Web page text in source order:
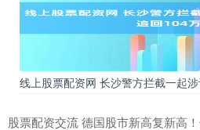
线上股票配资网 长沙警方拦截一起
股票配资交流 德国股市新高复新高